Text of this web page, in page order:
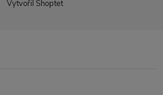
Vytvořil Shoptet